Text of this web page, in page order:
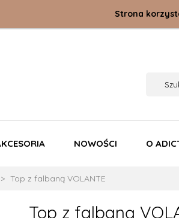
Strona
NOWOŚCI O
Top z falbaną VOLANTE
Top z falbaną